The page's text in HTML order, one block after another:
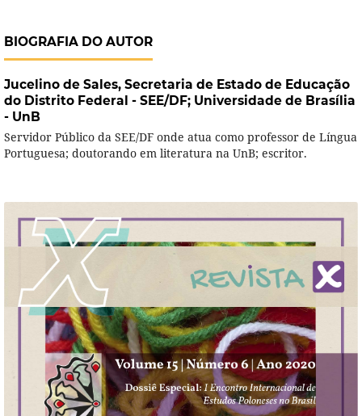
BIOGRAFIA DO AUTOR
Jucelino de Sales, Secretaria de Estado de Educação
do Distrito Federal - SEE/DF; Universidade de Brasília
- UnB
Servidor Público da SEE/DF onde atua como professor de Língua
Portuguesa; doutorando em literatura na UnB; escritor.